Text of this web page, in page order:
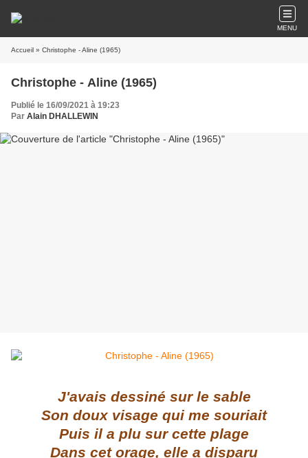
MENU
Accueil » Christophe - Aline (1965)
Christophe - Aline (1965)
Publié le 16/09/2021 à 19:23
Par Alain DHALLEWIN
J'avais dessiné sur le sable
Son doux visage qui me souriait
Puis il a plu sur cette plage
Dans cet orage, elle a disparu